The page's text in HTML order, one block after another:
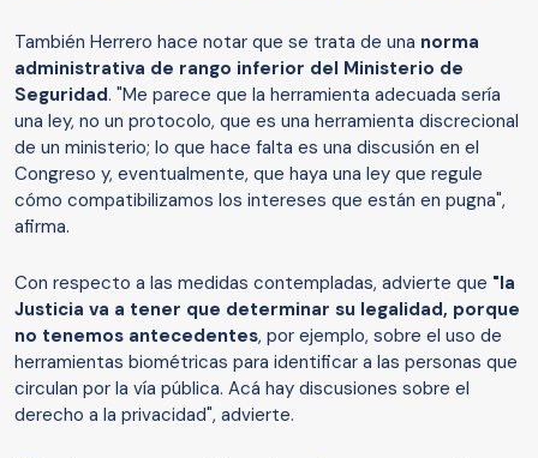
También Herrero hace notar que se trata de una norma
administrativa de rango inferior del Ministerio de
Seguridad. "Me parece que la herramienta adecuada sería
una ley, no un protocolo, que es una herramienta discrecional
de un ministerio; lo que hace falta es una discusión en el
Congreso y, eventualmente, que haya una ley que regule
cómo compatibilizamos los intereses que están en pugna",
afirma.
Con respecto a las medidas contempladas, advierte que "la
Justicia va a tener que determinar su legalidad, porque
no tenemos antecedentes, por ejemplo, sobre el uso de
herramientas biométricas para identificar a las personas que
circulan por la vía pública. Acá hay discusiones sobre el
derecho a la privacidad", advierte.